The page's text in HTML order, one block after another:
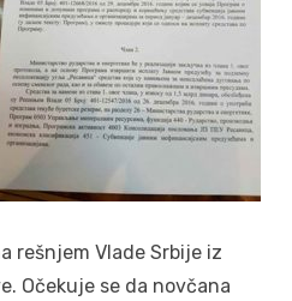
rešnjem Vlade Srbije iz
Očekuje se da novčana